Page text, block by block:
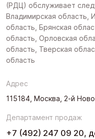
(РДЦ) обслуживает
Владимирская область,
область, Брянская
область, Орловская
область, Тверская
область
Адрес
115184, Москва, 2-й
Департамент продаж
+7 (492) 247 09 20,